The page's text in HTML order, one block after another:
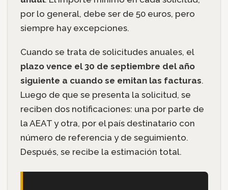
por lo general, debe ser de 50 euros, pero
siempre hay excepciones.
Cuando se trata de solicitudes anuales, el
plazo vence el 30 de septiembre del año
siguiente a cuando se emitan las facturas.
Luego de que se presenta la solicitud, se
reciben dos notificaciones: una por parte de
la AEAT y otra, por el país destinatario con
número de referencia y de seguimiento.
Después, se recibe la estimación total.